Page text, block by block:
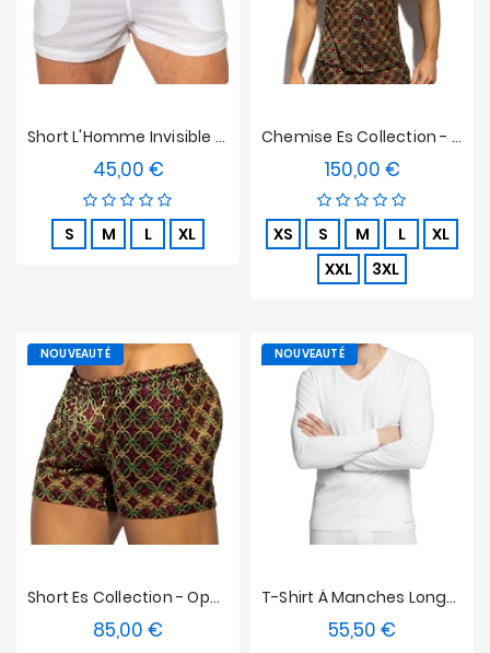
Short L'Homme Invisible - Epure Blanc
45,00 €Prix
S M L XL
Chemise Es Collection - Opulent
150,00 €
XS S M L
XL
XXL
3XL
Short Es Collection - Opulent
85,00 €
NOUVEAUTÉ
T-Shirt À Manches Longues Col V Innovation Blanc, Régulateur De Température
55,50 €
NOUVEAUTÉ